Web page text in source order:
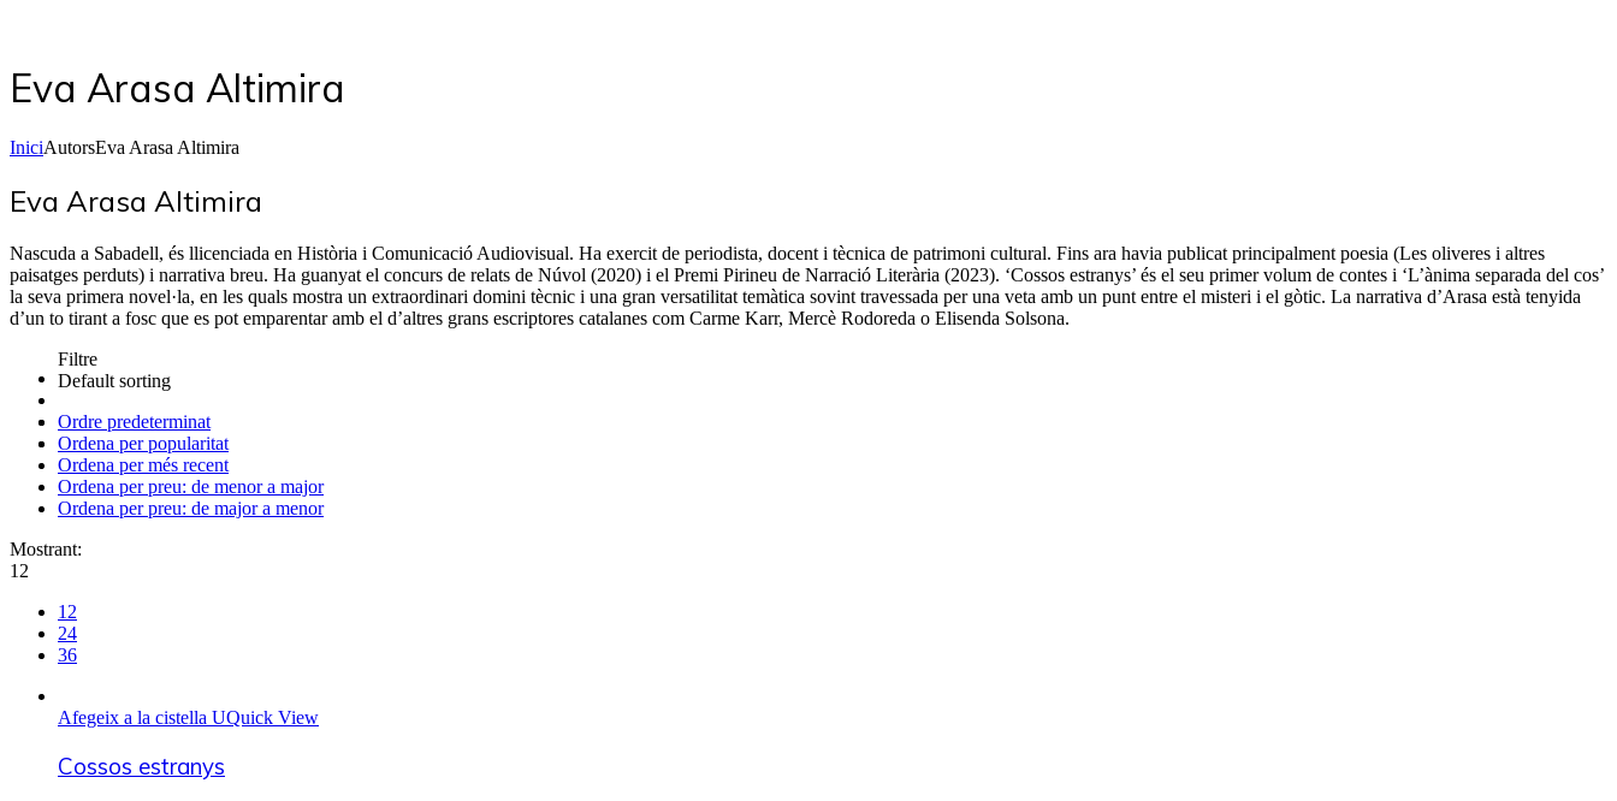
Eva Arasa Altimira
IniciAutorsEva Arasa Altimira
Eva Arasa Altimira
Nascuda a Sabadell, és llicenciada en Història i Comunicació Audiovisual. Ha exercit de periodista, docent i tècnica de patrimoni cultural. Fins ara havia publicat principalment poesia (Les oliveres i altres
paisatges perduts) i narrativa breu. Ha guanyat el concurs de relats de Núvol (2020) i el Premi Pirineu de Narració Literària (2023). ‘Cossos estranys’ és el seu primer volum de contes i ‘L’ànima separada del cos’
la seva primera novel·la, en les quals mostra un extraordinari domini tècnic i una gran versatilitat temàtica sovint travessada per una veta amb un punt entre el misteri i el gòtic. La narrativa d’Arasa està tenyida
d’un to tirant a fosc que es pot emparentar amb el d’altres grans escriptores catalanes com Carme Karr, Mercè Rodoreda o Elisenda Solsona.
Filtre
Default sorting
Ordre predeterminat
Ordena per popularitat
Ordena per més recent
Ordena per preu: de menor a major
Ordena per preu: de major a menor
Mostrant:
12
12
24
36
Afegeix a la cistella Quick View
Cossos estranys